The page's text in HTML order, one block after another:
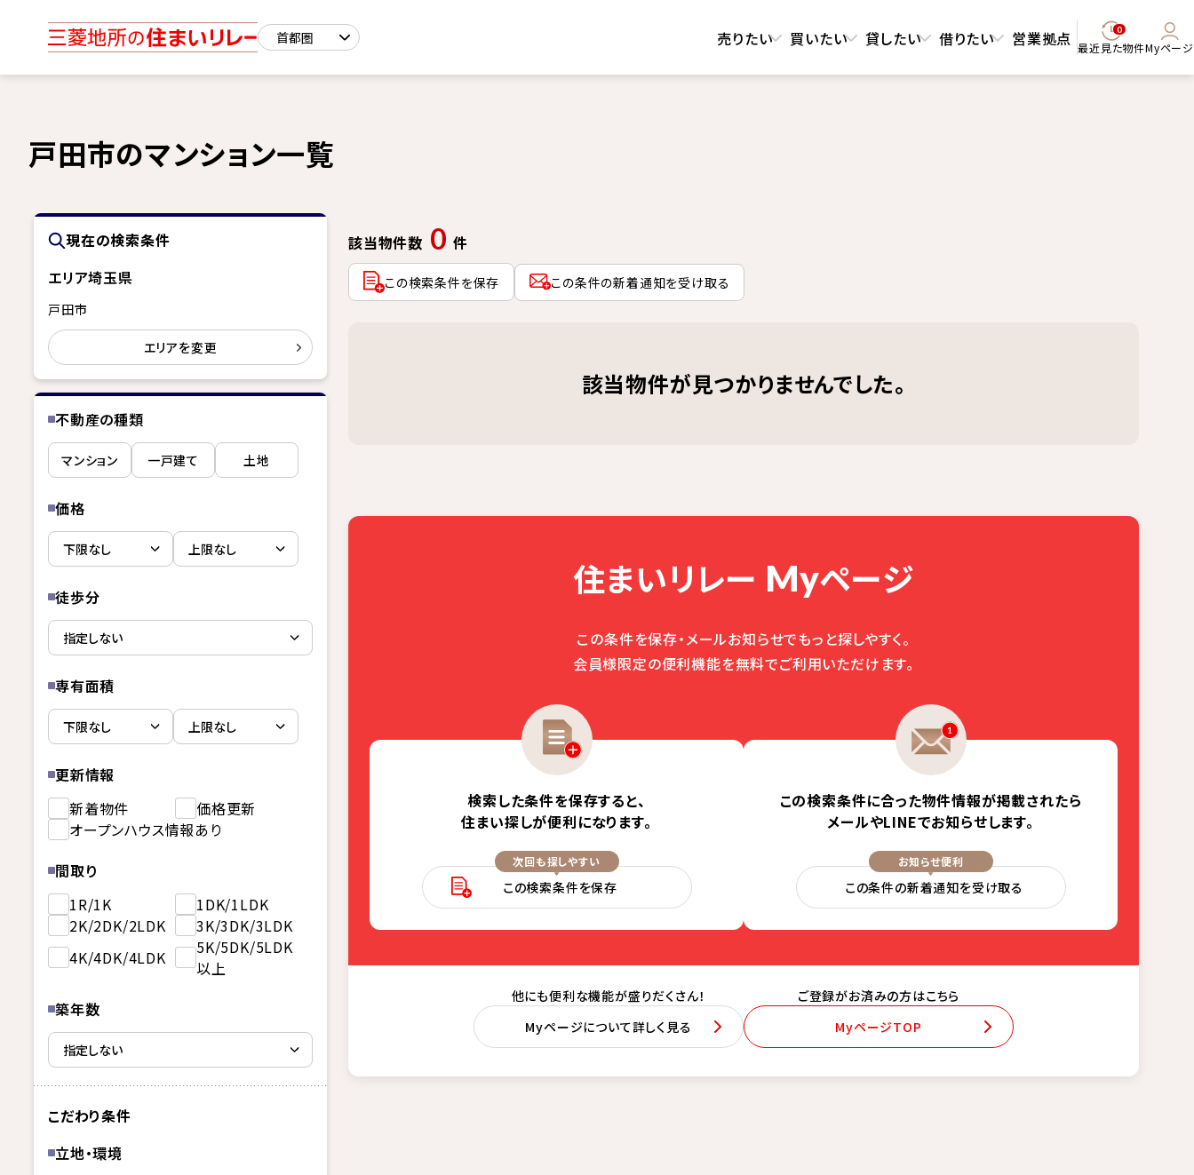
売りたい 買いたい 貸したい 借りたい 営業拠点 0
最近見た物件Myページ
戸田市のマンション一覧
現在の検索条件
エリア埼玉県
戸田市
エリアを変更
不動産の種類
マンション 一戸建て 土地
価格
徒歩分
専有面積
更新情報
新着物件
価格更新
オープンハウス情報あり
間取り
1R/1K
1DK/1LDK
2K/2DK/2LDK
3K/3DK/3LDK
4K/4DK/4LDK
5K/5DK/5LDK
以上
築年数
こだわり条件
立地・環境
該当物件数 0 件
この検索条件を保存 この条件の新着通知を受け取る
該当物件が見つかりませんでした。
住まいリレー Myページ
この条件を保存・メールお知らせでもっと探しやすく。
会員様限定の便利機能を無料でご利用いただけます。
検索した条件を保存すると、
住まい探しが便利になります。
次回も探しやすい
この検索条件を保存
この検索条件に合った物件情報が掲載されたら
メールやLINEでお知らせします。
お知らせ便利
この条件の新着通知を受け取る
他にも便利な機能が盛りだくさん！
Myページについて詳しく見る
ご登録がお済みの方はこちら
MyページTOP